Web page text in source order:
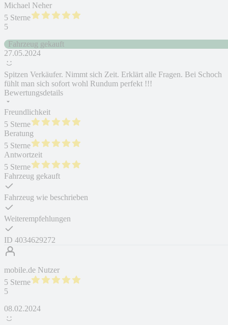
Michael Neher
5 Sterne
5
Fahrzeug gekauft
27.05.2024
Spitzen Verkäufer. Nimmt sich Zeit. Erklärt alle Fragen. Bei Schoch
fühlt man sich sofort wohl Rundum perfekt !!!
Bewertungsdetails
Freundlichkeit
5 Sterne
Beratung
5 Sterne
Antwortzeit
5 Sterne
Fahrzeug gekauft
Fahrzeug wie beschrieben
Weiterempfehlungen
ID 4034629272
mobile.de Nutzer
5 Sterne
5
08.02.2024